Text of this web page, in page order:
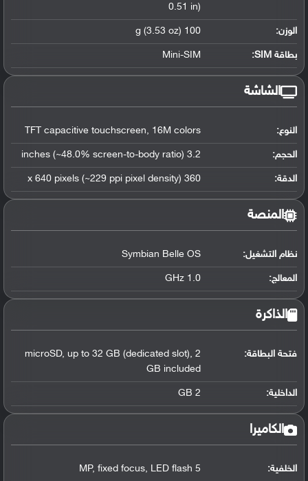
0.51 in)
الوزن: 100 g (3.53 oz)
بطاقة SIM: Mini-SIM
الشاشة
النوع: TFT capacitive touchscreen, 16M colors
الحجم: 3.2 inches (~48.0% screen-to-body ratio)
الدقة: 360 x 640 pixels (~229 ppi pixel density)
المنصة
نظام التشغيل:
Symbian Belle OS
المعالج:
1.0 GHz
الذاكرة
فتحة البطاقة:
microSD, up to 32 GB (dedicated slot), 2
GB included
الداخلية: 2 GB
الكاميرا
الخلفية: 5 MP, fixed focus, LED flash